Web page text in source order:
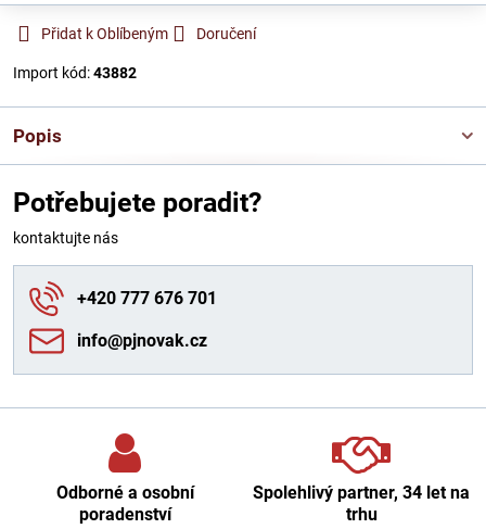
Přidat k Oblíbeným Doručení
Import kód:43882
Popis
Potřebujete poradit?
kontaktujte nás
+420 777 676 701
info​@pjnovak​.cz
Odborné a osobní
poradenství
Spolehlivý partner, 34 let na
trhu